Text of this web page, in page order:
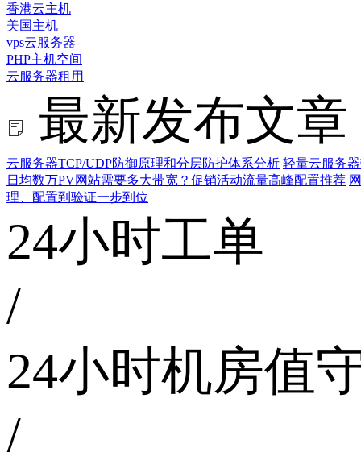
香港云主机
美国主机
vps云服务器
PHP主机空间
云服务器租用
最新发布文章
云服务器TCP/UDP防御原理和分层防护体系分析 轻量云服务
日均数万PV网站需要多大带宽？促销活动流量高峰配置推荐
理、配置到验证一步到位
24小时工单
/
24小时机房值
/